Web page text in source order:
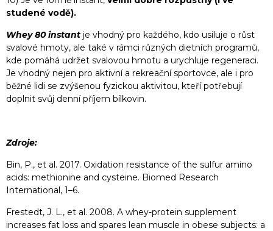
studené vodě).
Whey 80 instant je vhodný pro každého, kdo usiluje o růst
svalové hmoty, ale také v rámci různých dietních programů,
kde pomáhá udržet svalovou hmotu a urychluje regeneraci.
Je vhodný nejen pro aktivní a rekreační sportovce, ale i pro
běžné lidi se zvýšenou fyzickou aktivitou, kteří potřebují
doplnit svůj denní příjem bílkovin.
Zdroje:
Bin, P., et al. 2017. Oxidation resistance of the sulfur amino
acids: methionine and cysteine. Biomed Research
International, 1–6.
Frestedt, J. L., et al. 2008. A whey-protein supplement
increases fat loss and spares lean muscle in obese subjects: a